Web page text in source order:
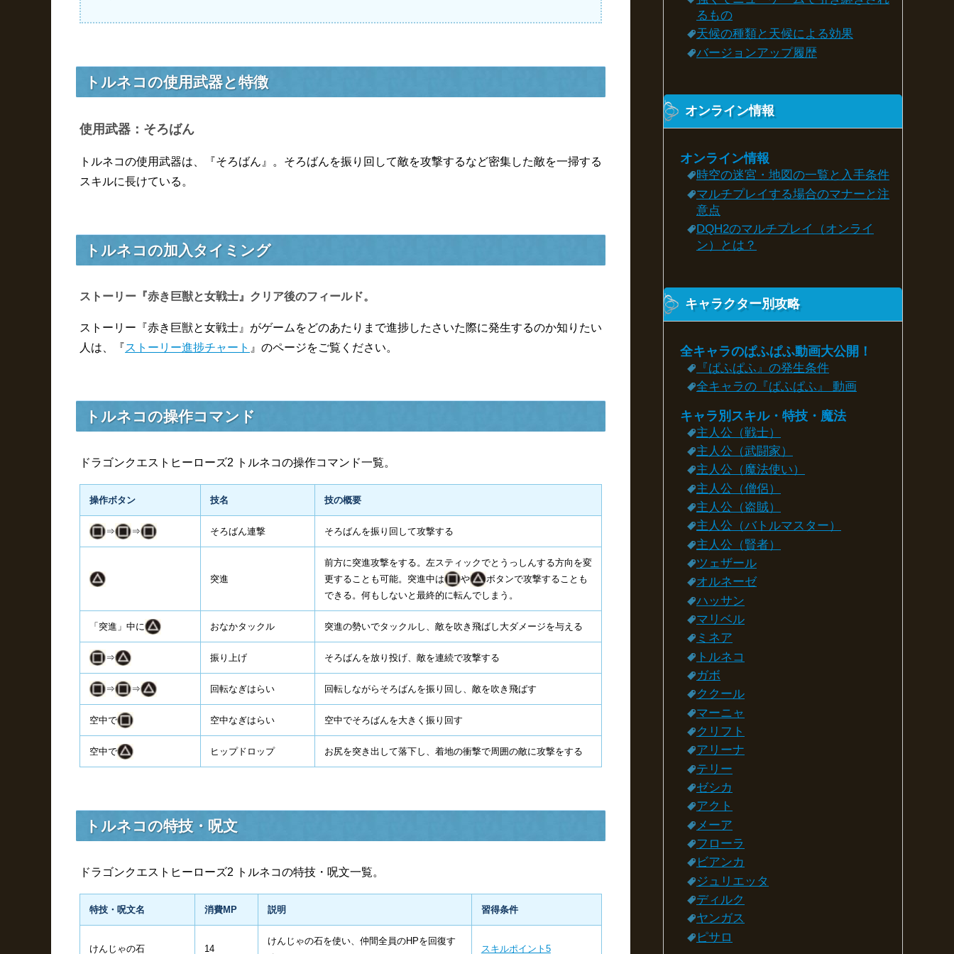
トルネコの使用武器と特徴
使用武器：そろばん
トルネコの使用武器は、『そろばん』。そろばんを振り回して敵を攻撃するなど密集した敵を一掃する
スキルに長けている。
トルネコの加入タイミング
ストーリー『赤き巨獣と女戦士』クリア後のフィールド。
ストーリー『赤き巨獣と女戦士』がゲームをどのあたりまで進捗したさいた際に発生するのか知りたい
人は、『ストーリー進捗チャート 』のページをご覧ください。
トルネコの操作コマンド
ドラゴンクエストヒーローズ2 トルネコの操作コマンド一覧。
操作ボタン 技名 技の概要
⇒ ⇒ そろばん連撃 そろばんを振り回して攻撃する
突進
前方に突進攻撃をする。左スティックでとうっしんする方向を変
更することも可能。突進中は
や
ボタンで攻撃することも
できる。何もしないと最終的に転んでしまう。
「突進」中に おなかタックル 突進の勢いでタックルし、敵を吹き飛ばし大ダメージを与える
⇒ 振り上げ そろばんを放り投げ、敵を連続で攻撃する
⇒ ⇒ 回転なぎはらい 回転しながらそろばんを振り回し、敵を吹き飛ばす
空中で 空中なぎはらい 空中でそろばんを大きく振り回す
空中で ヒップドロップ お尻を突き出して落下し、着地の衝撃で周囲の敵に攻撃をする
トルネコの特技・呪文
ドラゴンクエストヒーローズ2 トルネコの特技・呪文一覧。
特技・呪文名 消費MP 説明 習得条件
けんじゃの石 14
けんじゃの石を使い、仲間全員のHPを回復す
スキルポイント5
るもの
天候の種類と天候による効果
バージョンアップ履歴
オンライン情報
オンライン情報
時空の迷宮・地図の一覧と入手条件
マルチプレイする場合のマナーと注
意点
DQH2のマルチプレイ（オンライ
ン）とは？
キャラクター別攻略
全キャラのぱふぱふ動画大公開！
『ぱふぱふ』の発生条件
全キャラの『ぱふぱふ』 動画
キャラ別スキル・特技・魔法
主人公（戦士）
主人公（武闘家）
主人公（魔法使い）
主人公（僧侶）
主人公（盗賊）
主人公（バトルマスター）
主人公（賢者）
ツェザール
オルネーゼ
ハッサン
マリベル
ミネア
トルネコ
ガボ
ククール
マーニャ
クリフト
アリーナ
テリー
ゼシカ
アクト
メーア
フローラ
ビアンカ
ジュリエッタ
ディルク
ヤンガス
ピサロ